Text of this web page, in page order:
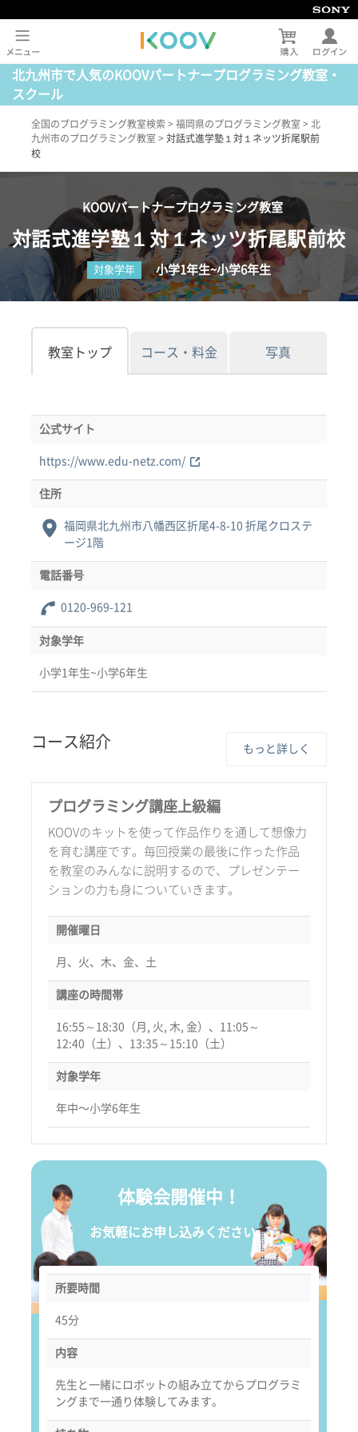
北九州市で人気のKOOVパートナープログラミング教室・
スクール
全国のプログラミング教室検索 > 福岡県のプログラミング教室 > 北
九州市のプログラミング教室 > 対話式進学塾１対１ネッツ折尾駅前
校
KOOVパートナープログラミング教室
対話式進学塾１対１ネッツ折尾駅前校
対象学年 小学1年生~小学6年生
教室トップ コース・料金 写真
公式サイト
https://www.edu-netz.com/
住所
福岡県北九州市八幡西区折尾4-8-10 折尾クロステ
ージ1階
電話番号
0120-969-121
対象学年
小学1年生~小学6年生
コース紹介 もっと詳しく
プログラミング講座上級編
KOOVのキットを使って作品作りを通して想像力
を育む講座です。毎回授業の最後に作った作品
を教室のみんなに説明するので、プレゼンテー
ションの力も身についていきます。
開催曜日
月、火、木、金、土
講座の時間帯
16:55～18:30（月, 火, 木, 金）、11:05～
12:40（土）、13:35～15:10（土）
対象学年
年中〜小学6年生
体験会開催中！
お気軽にお申し込みください。
所要時間
45分
内容
先生と一緒にロボットの組み立てからプログラミ
ングまで一通り体験してみます。